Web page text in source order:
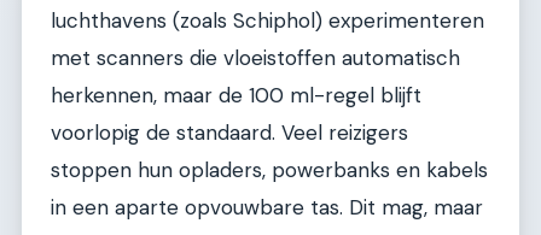
luchthavens (zoals Schiphol) experimenteren
met scanners die vloeistoffen automatisch
herkennen, maar de 100 ml-regel blijft
voorlopig de standaard. Veel reizigers
stoppen hun opladers, powerbanks en kabels
in een aparte opvouwbare tas. Dit mag, maar